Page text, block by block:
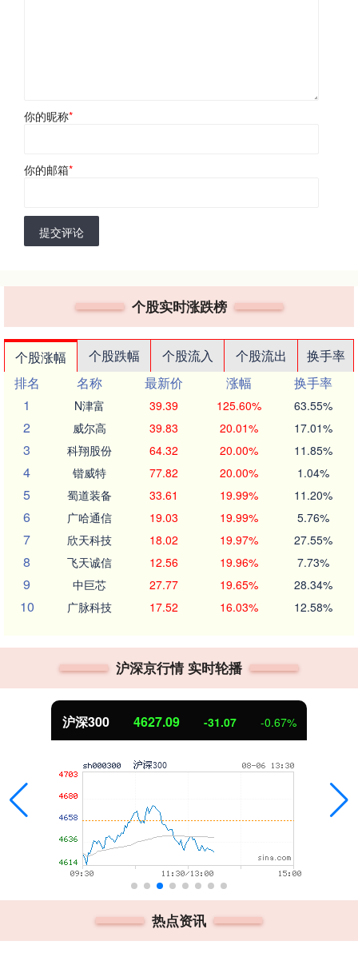
你的昵称*
你的邮箱*
提交评论
个股实时涨跌榜
个股涨幅 个股跌幅 个股流入 个股流出
换手率
排名
名称 最新价 涨幅
换手率
1
N津富 39.39 125.60% 63.55%
2 威尔高 39.83 20.01% 17.01%
3 科翔股份 64.32 20.00% 11.85%
4 锴威特 77.82 20.00% 1.04%
5 蜀道装备 33.61 19.99% 11.20%
6 广哈通信 19.03 19.99% 5.76%
7 欣天科技 18.02 19.97% 27.55%
8 飞天诚信 12.56 19.96% 7.73%
9 中巨芯 27.77 19.65% 28.34%
10 广脉科技 17.52 16.03% 12.58%
沪深京行情 实时轮播
沪深300 4627.09 -31.07 -0.67%
热点资讯